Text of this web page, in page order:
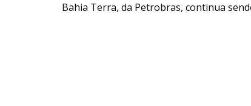
Bahia Terra, da Petrobras, continua